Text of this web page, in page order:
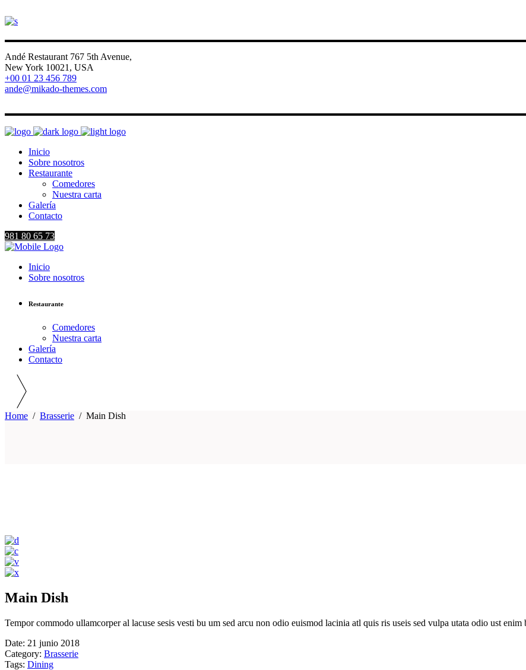
Andé Restaurant 767 5th Avenue,
New York 10021, USA
+00 01 23 456 789
ande@mikado-themes.com
Inicio
Sobre nosotros
Restaurante
Comedores
Nuestra carta
Galería
Contacto
981 80 65 73
Inicio
Sobre nosotros
Restaurante
Comedores
Nuestra carta
Galería
Contacto
Home / Brasserie / Main Dish
Main Dish
Tempor commodo ullamcorper al lacuse sesis vesti bu um sed arcu non odio euismod lacinia atl quis ris useis sed vulpa utata odio ust
Date: 21 junio 2018
Category: Brasserie
Tags: Dining